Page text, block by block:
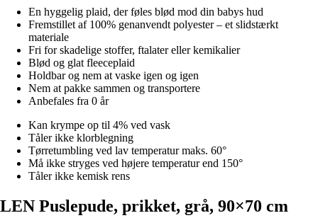
En hyggelig plaid, der føles blød mod din babys hud
Fremstillet af 100% genanvendt polyester – et slidstærkt
materiale
Fri for skadelige stoffer, ftalater eller kemikalier
Blød og glat fleeceplaid
Holdbar og nem at vaske igen og igen
Nem at pakke sammen og transportere
Anbefales fra 0 år
Kan krympe op til 4% ved vask
Tåler ikke klorblegning
Tørretumbling ved lav temperatur maks. 60°
Må ikke stryges ved højere temperatur end 150°
Tåler ikke kemisk rens
LEN Puslepude, prikket, grå, 90×70 cm